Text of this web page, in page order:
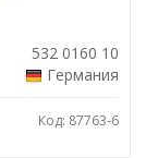
532 0160 10
Германия
Код: 87763-6